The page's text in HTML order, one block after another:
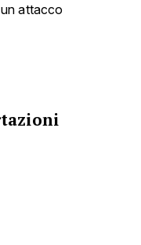
attacco